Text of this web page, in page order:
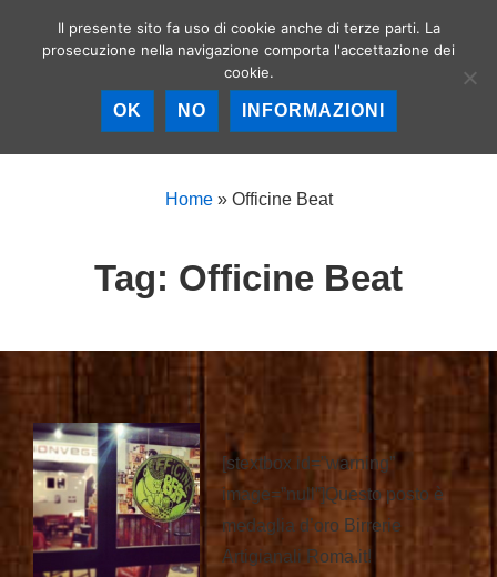
Birrerie artigianali a
Roma – La birra
artigianale nella
Home» Officine Beat
Tag: Officine Beat
[stextbox id=”warning”
image=”null”]Questo posto è
medaglia d’oro Birrerie
Artigianali Roma.it!
Il presente sito fa uso di cookie anche di terze parti. La
prosecuzione nella navigazione comporta l'accettazione dei
cookie.
OK NO INFORMAZIONI